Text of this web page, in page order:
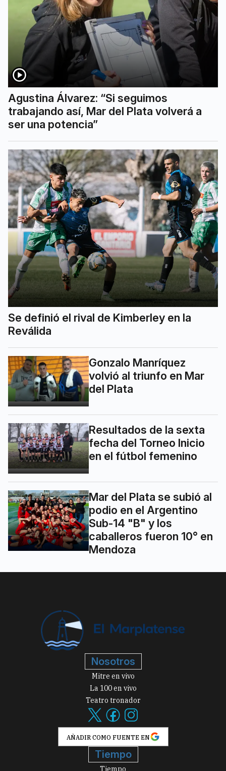
Agustina Álvarez: “Si seguimos
trabajando así, Mar del Plata volverá a
ser una potencia”
Se definió el rival de Kimberley en la
Reválida
Gonzalo Manríquez
volvió al triunfo en Mar
del Plata
Resultados de la sexta
fecha del Torneo Inicio
en el fútbol femenino
Mar del Plata se subió al
podio en el Argentino
Sub-14 "B" y los
caballeros fueron 10° en
Mendoza
Nosotros
Mitre en vivo
La 100 en vivo
Teatro tronador
AÑADIR COMO FUENTE EN
Tiempo
Tiempo